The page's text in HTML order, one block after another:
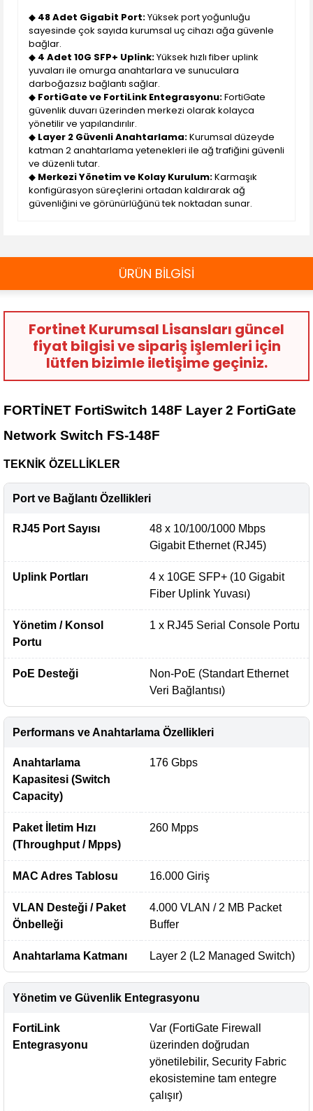
◆ 48 Adet Gigabit Port:Yüksek port yoğunluğu
sayesinde çok sayıda kurumsal uç cihazı ağa güvenle
bağlar.
◆ 4 Adet 10G SFP+ Uplink:Yüksek hızlı fiber uplink
yuvaları ile omurga anahtarlara ve sunuculara
darboğazsız bağlantı sağlar.
◆ FortiGate ve FortiLink Entegrasyonu:FortiGate
güvenlik duvarı üzerinden merkezi olarak kolayca
yönetilir ve yapılandırılır.
◆ Layer 2 Güvenli Anahtarlama:Kurumsal düzeyde
katman 2 anahtarlama yetenekleri ile ağ trafiğini güvenli
ve düzenli tutar.
◆ Merkezi Yönetim ve Kolay Kurulum:Karmaşık
konfigürasyon süreçlerini ortadan kaldırarak ağ
güvenliğini ve görünürlüğünü tek noktadan sunar.
ÜRÜN BİLGİSİ
Fortinet Kurumsal Lisansları güncel
fiyat bilgisi ve sipariş işlemleri için
lütfen bizimle iletişime geçiniz.
FORTİNET FortiSwitch 148F Layer 2 FortiGate
Network Switch FS-148F
TEKNİK ÖZELLİKLER
Port ve Bağlantı Özellikleri
RJ45 Port Sayısı
48 x 10/100/1000 Mbps
Gigabit Ethernet (RJ45)
Uplink Portları
4 x 10GE SFP+ (10 Gigabit
Fiber Uplink Yuvası)
Yönetim / Konsol
Portu
1 x RJ45 Serial Console Portu
PoE Desteği
Non-PoE (Standart Ethernet
Veri Bağlantısı)
Performans ve Anahtarlama Özellikleri
Anahtarlama
Kapasitesi (Switch
Capacity)
176 Gbps
Paket İletim Hızı
(Throughput / Mpps)
260 Mpps
MAC Adres Tablosu 16.000 Giriş
VLAN Desteği / Paket
Önbelleği
4.000 VLAN / 2 MB Packet
Buffer
Anahtarlama Katmanı Layer 2 (L2 Managed Switch)
Yönetim ve Güvenlik Entegrasyonu
FortiLink
Entegrasyonu
Var (FortiGate Firewall
üzerinden doğrudan
yönetilebilir, Security Fabric
ekosistemine tam entegre
çalışır)